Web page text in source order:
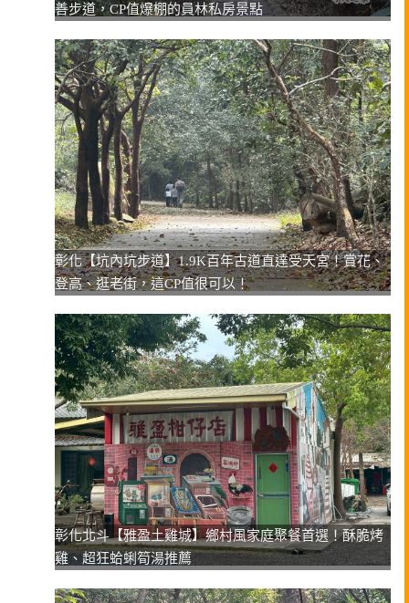
善步道，CP值爆棚的員林私房景點
彰化【坑內坑步道】1.9K百年古道直達受天宮！賞花、
登高、逛老街，這CP值很可以！
彰化北斗【雅盈土雞城】鄉村風家庭聚餐首選！酥脆烤
雞、超狂蛤蜊筍湯推薦